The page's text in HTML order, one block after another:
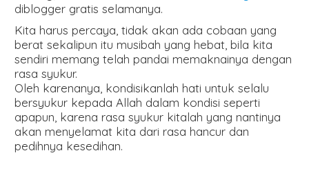
diblogger gratis selamanya.
Kita harus percaya, tidak akan ada cobaan yang
berat sekalipun itu musibah yang hebat, bila kita
sendiri memang telah pandai memaknainya dengan
rasa syukur.
Oleh karenanya, kondisikanlah hati untuk selalu
bersyukur kepada Allah dalam kondisi seperti
apapun, karena rasa syukur kitalah yang nantinya
akan menyelamat kita dari rasa hancur dan
pedihnya kesedihan.